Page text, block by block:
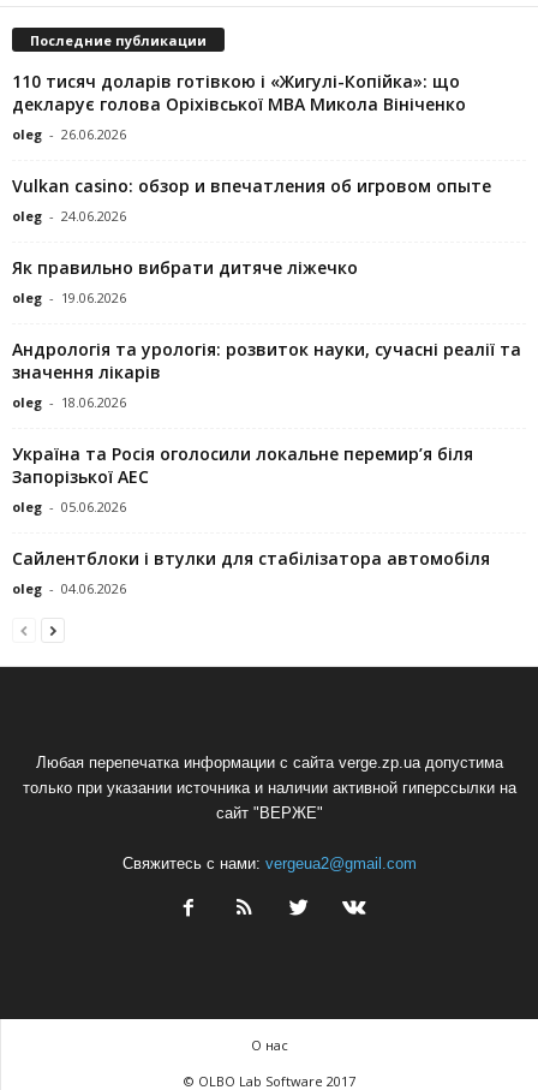
Последние публикации
110 тисяч доларів готівкою і «Жигулі-Копійка»: що
декларує голова Оріхівської МВА Микола Вініченко
oleg - 26.06.2026
Vulkan casino: обзор и впечатления об игровом опыте
oleg - 24.06.2026
Як правильно вибрати дитяче ліжечко
oleg - 19.06.2026
Андрологія та урологія: розвиток науки, сучасні реалії та
значення лікарів
oleg - 18.06.2026
Україна та Росія оголосили локальне перемир’я біля
Запорізької АЕС
oleg - 05.06.2026
Сайлентблоки і втулки для стабілізатора автомобіля
oleg - 04.06.2026
Любая перепечатка информации с сайта verge.zp.ua допустима
только при указании источника и наличии активной гиперссылки на
сайт "ВЕРЖЕ"
Свяжитесь с нами: vergeua2@gmail.com
О нас
© OLBO Lab Software 2017